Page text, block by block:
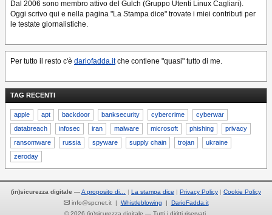
Dal 2006 sono membro attivo del Gulch (Gruppo Utenti Linux Cagliari).
Oggi scrivo qui e nella pagina "La Stampa dice" trovate i miei contributi per
le testate giornalistiche.
Per tutto il resto c'è dariofadda.itche contiene "quasi" tutto di me.
TAG RECENTI
apple apt backdoor banksecurity cybercrime
cyberwar
databreach
infosec iran malware microsoft phishing
privacy
ransomware
russia spyware supply chain trojan
ukraine
zeroday
(in)sicurezza digitale —A proposito di… La stampa dice Privacy Policy
Cookie Policy
info@spcnet.it | Whistleblowing | DarioFadda.it
© 2026 (in)sicurezza digitale — Tutti i diritti riservati.